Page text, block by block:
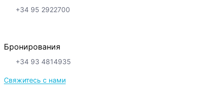
+34 95 2922700
Бронирования
+34 93 4814935
Свяжитесь с нами